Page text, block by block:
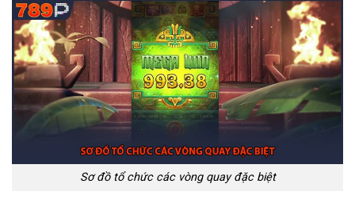
Sơ đồ tổ chức các vòng quay đặc biệt